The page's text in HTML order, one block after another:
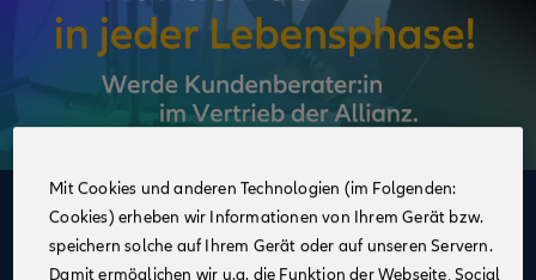
Deine Vorteile
im Vertrieb der Allianz
Mit Cookies und anderen Technologien (im Folgenden:
Cookies) erheben wir Informationen von Ihrem Gerät bzw.
speichern solche auf Ihrem Gerät oder auf unseren Servern.
Damit ermöglichen wir u.a. die Funktion der Webseite, Social